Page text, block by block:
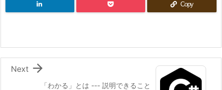
Copy
「わかる」とは --- 説明できること

Next